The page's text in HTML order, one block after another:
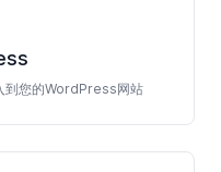
到您的WordPress网站